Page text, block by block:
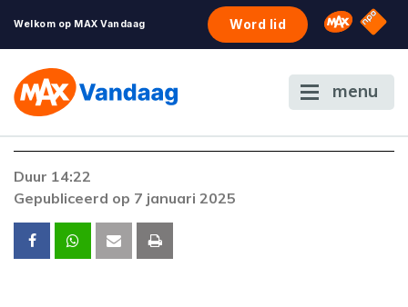
Welkom op MAX Vandaag Word lid Omroep
NPO
menu
Er is een licentie-fout opgetreden. Als het
contact op met onze klantenservice.
Duur 14:22
Gepubliceerd op 7 januari 2025